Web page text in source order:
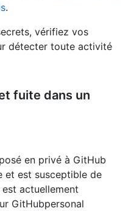
.
vérifiez vos
détecter toute activité
fuite dans un
en privé à GitHub
et est susceptible de
actuellement
GitHubpersonal